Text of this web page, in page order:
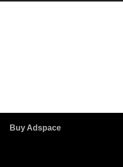
Buy Adspace